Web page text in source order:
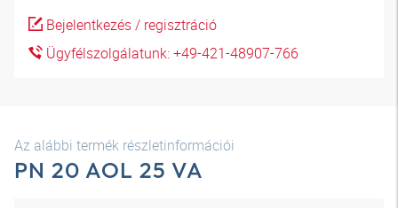
Bejelentkezés / regisztráció
Ügyfélszolgálatunk: +49-421-48907-766
Az alábbi termék részletinformációi
PN 20 AOL 25 VA